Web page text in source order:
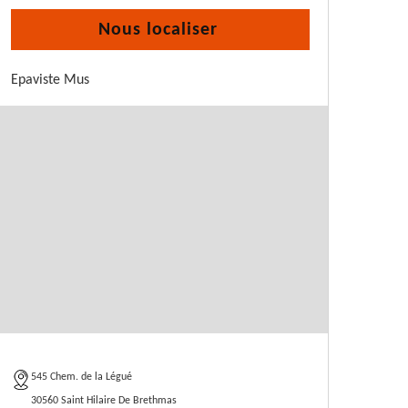
Nous localiser
Epaviste Mus
545 Chem. de la Légué
30560 Saint Hilaire De Brethmas